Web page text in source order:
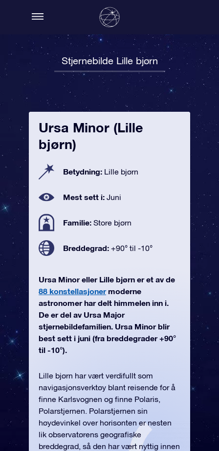
Stjernebilde Lille bjørn
Ursa Minor (Lille
bjørn)
Betydning: Lille bjørn
Mest sett i: Juni
Familie: Store bjørn
Breddegrad: +90° til -10°
Ursa Minor eller Lille bjørn er et av de
88 konstellasjonermoderne
astronomer har delt himmelen inn i.
De er del av Ursa Major
stjernebildefamilien. Ursa Minor blir
best sett i juni (fra breddegrader +90°
til -10°).
Lille bjørn har vært verdifullt som
navigasjonsverktøy blant reisende for å
finne Karlsvognen og finne Polaris,
Polarstjernen. Polarstjernen sin
høydevinkel over horisonten er nesten
lik observatørens geografiske
breddegrad, så den har vært nyttig innen